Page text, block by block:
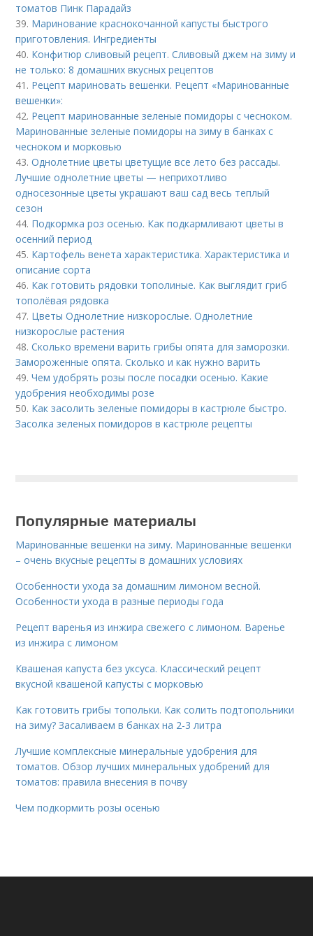
томатов Пинк Парадайз
39. Маринование краснокочанной капусты быстрого
приготовления. Ингредиенты
40. Конфитюр сливовый рецепт. Сливовый джем на зиму и
не только: 8 домашних вкусных рецептов
41. Рецепт мариновать вешенки. Рецепт «Маринованные
вешенки»:
42. Рецепт маринованные зеленые помидоры с чесноком.
Маринованные зеленые помидоры на зиму в банках с
чесноком и морковью
43.Однолетние цветы цветущие все лето без рассады.
Лучшие однолетние цветы — неприхотливо
односезонные цветы украшают ваш сад весь теплый
сезон
44. Подкормка роз осенью. Как подкармливают цветы в
осенний период
45. Картофель венета характеристика. Характеристика и
описание сорта
46. Как готовить рядовки тополиные. Как выглядит гриб
тополёвая рядовка
47. Цветы Однолетние низкорослые. Однолетние
низкорослые растения
48.Сколько времени варить грибы опята для заморозки.
Замороженные опята. Сколько и как нужно варить
49.Чем удобрять розы после посадки осенью. Какие
удобрения необходимы розе
50. Как засолить зеленые помидоры в кастрюле быстро.
Засолка зеленых помидоров в кастрюле рецепты
Популярные материалы
Маринованные вешенки на зиму. Маринованные вешенки
– очень вкусные рецепты в домашних условиях
Особенности ухода за домашним лимоном весной.
Особенности ухода в разные периоды года
Рецепт варенья из инжира свежего с лимоном. Варенье
из инжира с лимоном
Квашеная капуста без уксуса. Классический рецепт
вкусной квашеной капусты с морковью
Как готовить грибы топольки. Как солить подтопольники
на зиму? Засаливаем в банках на 2-3 литра
Лучшие комплексные минеральные удобрения для
томатов. Обзор лучших минеральных удобрений для
томатов: правила внесения в почву
Чем подкормить розы осенью